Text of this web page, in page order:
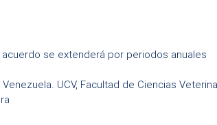
se extenderá por periodos anuales
UCV, Facultad de Ciencias